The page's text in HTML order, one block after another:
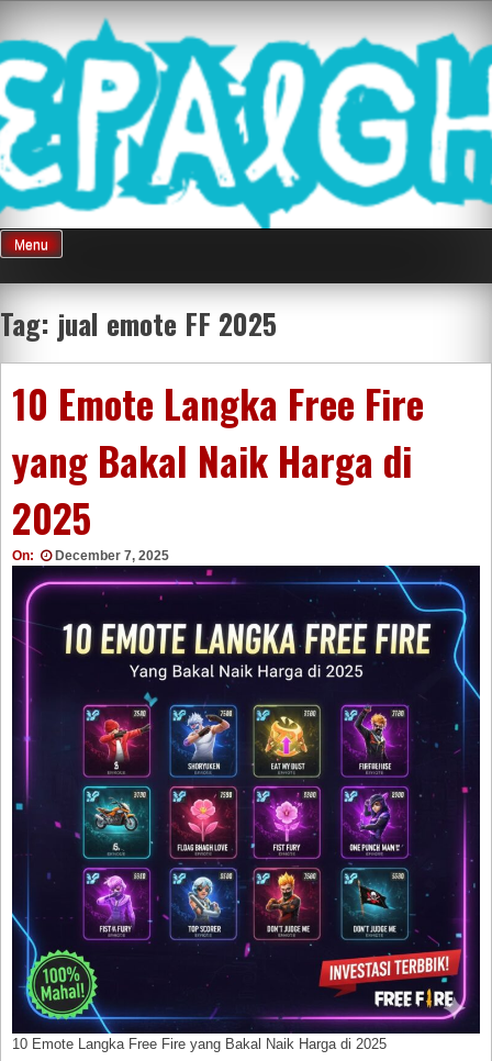
content
Mnepalghopa
Review Game
Terkini Paling
Seluruh Di
Indonesia
Menu
Tag: jual emote FF 2025
10 Emote Langka Free Fire
yang Bakal Naik Harga di
2025
On: December 7, 2025
10 Emote Langka Free Fire yang Bakal Naik Harga di 2025